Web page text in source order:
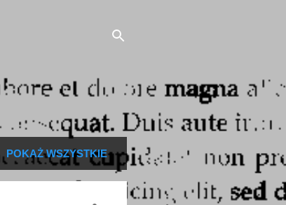
POKAŻ WSZYSTKIE